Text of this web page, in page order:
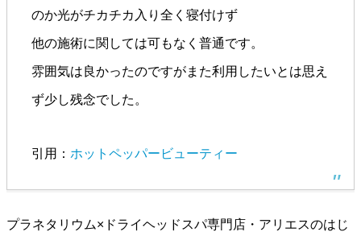
のか光がチカチカ入り全く寝付けず
他の施術に関しては可もなく普通です。
雰囲気は良かったのですがまた利用したいとは思え
ず少し残念でした。
引用： ホットペッパービューティー
プラネタリウム×ドライヘッドスパ専門店・アリエスのはじ